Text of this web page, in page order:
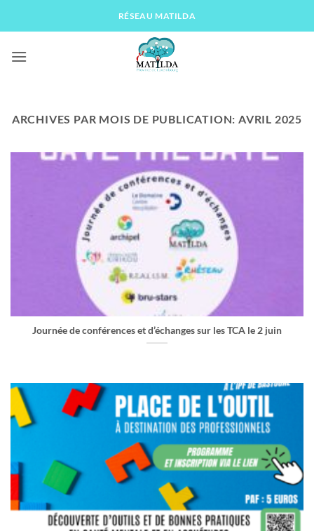
RÉSEAU MATILDA
ARCHIVES PAR MOIS DE PUBLICATION:AVRIL 2025
Journée de conférences et d’échanges sur les TCA le 2 juin